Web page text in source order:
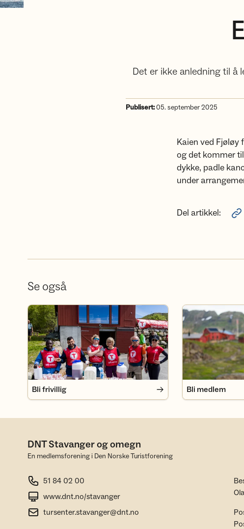
Det er ikke anledning til å
Publisert:05. september 2025
Kaien ved
og det kommer
dykke, padle
under
Del artikkel:
Se også
Bli frivillig
Bli frivillig
Bli medlem
Bli medlem
DNT Stavanger og omegn
En medlemsforening i Den Norske Turistforening
51 84 02 00
www.dnt.no/stavanger
tursenter.stavanger@dnt.no